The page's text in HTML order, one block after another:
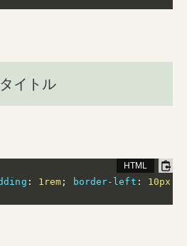
イトル
: 1rem ; border-left : 10px